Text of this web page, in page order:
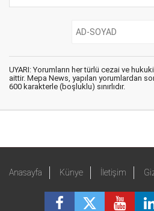
UYARI: Yorumların her türlü cezai ve
aittir. Mepa News, yapılan yorumlardan
600 karakterle (boşluklu) sınırlıdır.
Anasayfa Künye İletişim